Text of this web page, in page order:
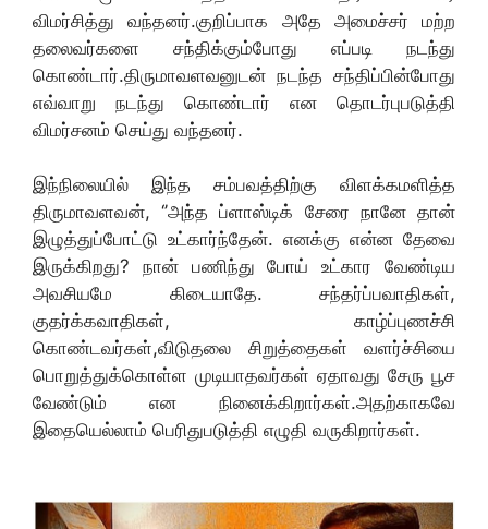
விமர்சித்து வந்தனர்.குறிப்பாக அதே அமைச்சர் மற்ற
தலைவர்களை சந்திக்கும்போது எப்படி நடந்து
கொண்டார்.திருமாவளவனுடன் நடந்த சந்திப்பின்போது
எவ்வாறு நடந்து கொண்டார் என தொடர்புபடுத்தி
விமர்சனம் செய்து வந்தனர்.
இந்நிலையில் இந்த சம்பவத்திற்கு விளக்கமளித்த
திருமாவளவன், ‘’அந்த ப்ளாஸ்டிக் சேரை நானே தான்
இழுத்துப்போட்டு உட்கார்ந்தேன். எனக்கு என்ன தேவை
இருக்கிறது? நான் பணிந்து போய் உட்கார வேண்டிய
அவசியமே கிடையாதே. சந்தர்ப்பவாதிகள்,
குதர்க்கவாதிகள், காழ்ப்புணச்சி
கொண்டவர்கள்,விடுதலை சிறுத்தைகள் வளர்ச்சியை
பொறுத்துக்கொள்ள முடியாதவர்கள் ஏதாவது சேரு பூச
வேண்டும் என நினைக்கிறார்கள்.அதற்காகவே
இதையெல்லாம் பெரிதுபடுத்தி எழுதி வருகிறார்கள்.